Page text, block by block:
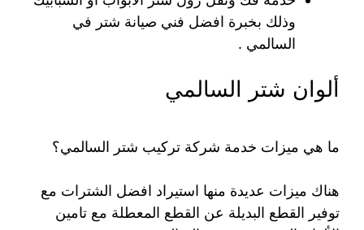
وذلك بخبرة افضل فني صيانة شتر في
السالمي .
ألوان شتر السالمي
ما هي ميزات خدمة شركة تركيب شتر السالمي؟
هناك ميزات عديدة منها استيراد افضل الشترات مع
توفير القطع البديلة عن القطع المعطلة مع تامين